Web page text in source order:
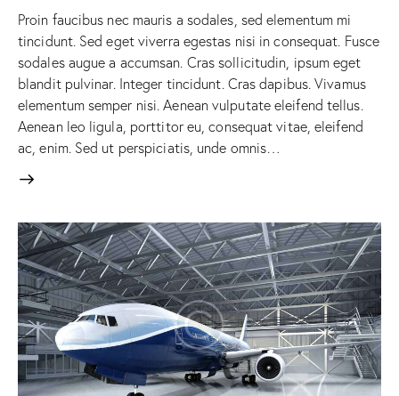
Proin faucibus nec mauris a sodales, sed elementum mi
tincidunt. Sed eget viverra egestas nisi in consequat. Fusce
sodales augue a accumsan. Cras sollicitudin, ipsum eget
blandit pulvinar. Integer tincidunt. Cras dapibus. Vivamus
elementum semper nisi. Aenean vulputate eleifend tellus.
Aenean leo ligula, porttitor eu, consequat vitae, eleifend
ac, enim. Sed ut perspiciatis, unde omnis…